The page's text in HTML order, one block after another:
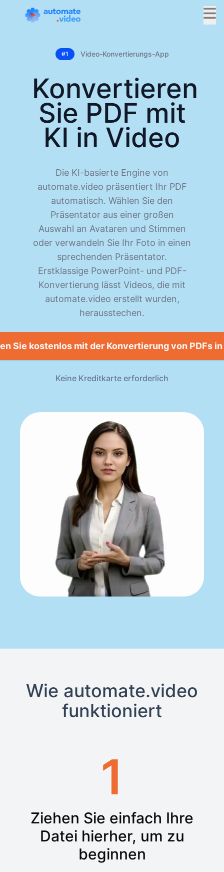
#1 Video-Konvertierungs-App
Konvertieren
Sie PDF mit
KI in Video
Die KI-basierte Engine von
automate.video präsentiert Ihr PDF
automatisch. Wählen Sie den
Präsentator aus einer großen
Auswahl an Avataren und Stimmen
oder verwandeln Sie Ihr Foto in einen
sprechenden Präsentator.
Erstklassige PowerPoint- und PDF-
Konvertierung lässt Videos, die mit
automate.video erstellt wurden,
herausstechen.
Sie kostenlos mit der Konvertierung von PDFs
Keine Kreditkarte erforderlich
Wie automate.video
funktioniert
1
Ziehen Sie einfach Ihre
Datei hierher, um zu
beginnen